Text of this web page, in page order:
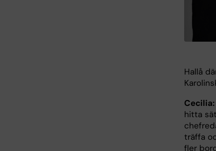
Hallå
Cecilia:
hitta
träffa
fler